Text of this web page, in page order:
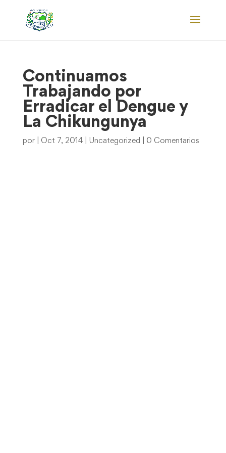
Continuamos
Trabajando por
Erradicar el Dengue y
La Chikungunya
por Oct 7, 2014| Uncategorized 0 Comentarios